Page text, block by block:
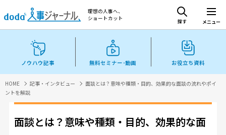
理想の人事へ、
ショートカット
探す メニュー
ノウハウ記事 無料セミナー･動画 お役立ち資料
HOME 記事・インタビュー
面談とは？意味や種類・目的、効果的な面談の流れやポイ
ントを解説
面談とは？意味や種類・目的、効果的な面